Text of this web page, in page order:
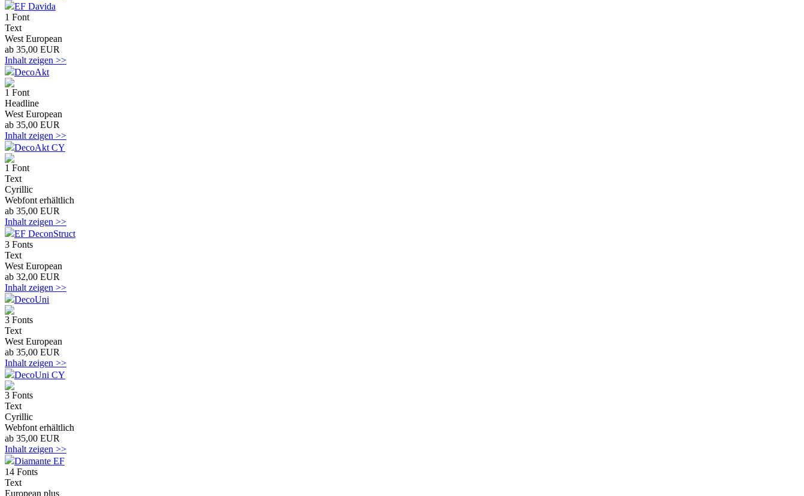
EF Davida
1 Font
Text
West European
ab 35,00 EUR
Inhalt zeigen >>
DecoAkt
1 Font
Headline
West European
ab 35,00 EUR
Inhalt zeigen >>
DecoAkt CY
1 Font
Text
Cyrillic
Webfont erhältlich
ab 35,00 EUR
Inhalt zeigen >>
EF DeconStruct
3 Fonts
Text
West European
ab 32,00 EUR
Inhalt zeigen >>
DecoUni
3 Fonts
Text
West European
ab 35,00 EUR
Inhalt zeigen >>
DecoUni CY
3 Fonts
Text
Cyrillic
Webfont erhältlich
ab 35,00 EUR
Inhalt zeigen >>
Diamante EF
14 Fonts
Text
European plus